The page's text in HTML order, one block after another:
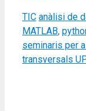
Categories
TIC Tags
anàlisi de
MATLAB,
seminaris per
transversals